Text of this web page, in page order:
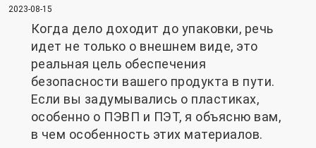
2023-08-15
Когда дело доходит до упаковки, речь
идет не только о внешнем виде, это
реальная цель обеспечения
безопасности вашего продукта в пути.
Если вы задумывались о пластиках,
особенно о ПЭВП и ПЭТ, я объясню вам,
в чем особенность этих материалов.